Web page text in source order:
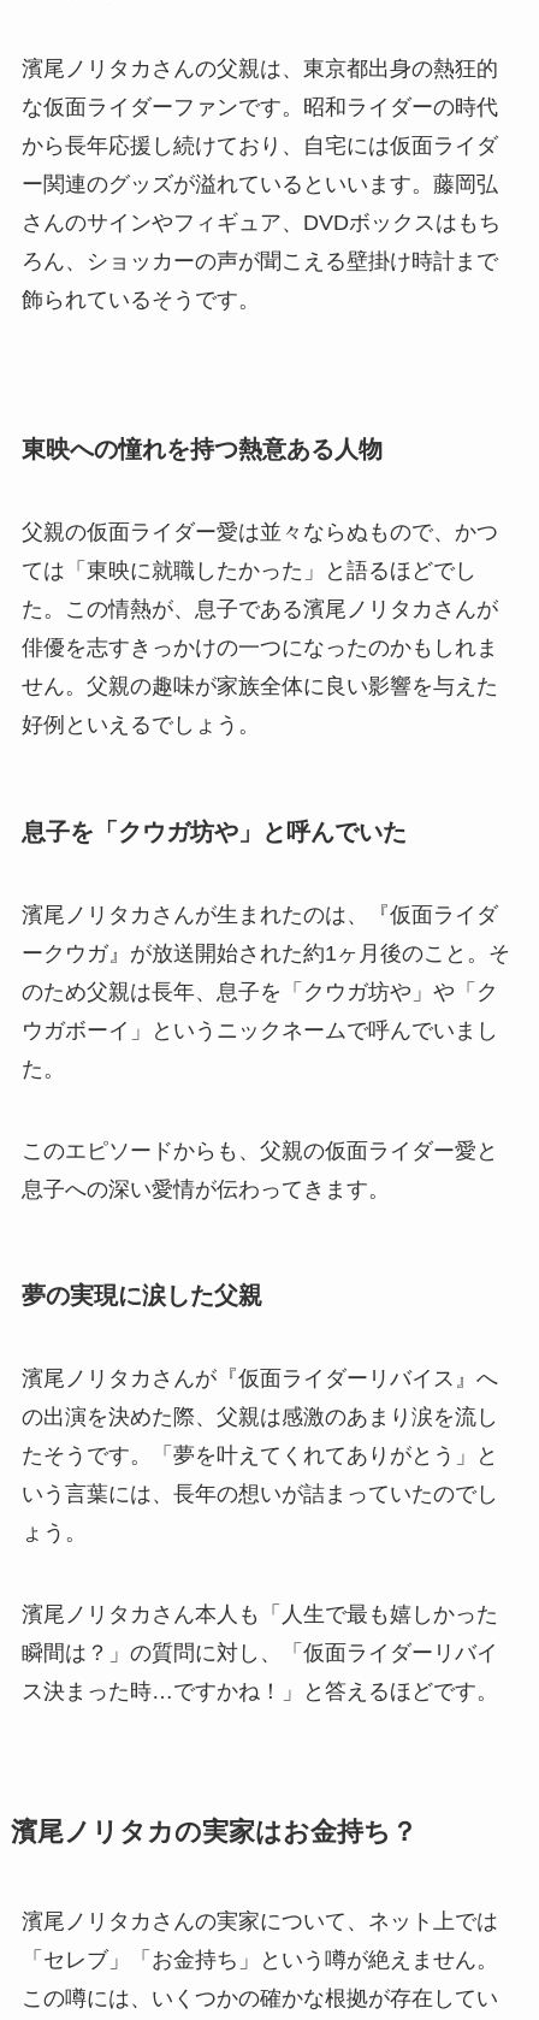
濱尾ノリタカさんの父親は、東京都出身の熱狂的
な仮面ライダーファンです。昭和ライダーの時代
から長年応援し続けており、自宅には仮面ライダ
ー関連のグッズが溢れているといいます。藤岡弘
さんのサインやフィギュア、DVDボックスはもち
ろん、ショッカーの声が聞こえる壁掛け時計まで
飾られているそうです。
東映への憧れを持つ熱意ある人物
父親の仮面ライダー愛は並々ならぬもので、かつ
ては「東映に就職したかった」と語るほどでし
た。この情熱が、息子である濱尾ノリタカさんが
俳優を志すきっかけの一つになったのかもしれま
せん。父親の趣味が家族全体に良い影響を与えた
好例といえるでしょう。
息子を「クウガ坊や」と呼んでいた
濱尾ノリタカさんが生まれたのは、『仮面ライダ
ークウガ』が放送開始された約1ヶ月後のこと。そ
のため父親は長年、息子を「クウガ坊や」や「ク
ウガボーイ」というニックネームで呼んでいまし
た。
このエピソードからも、父親の仮面ライダー愛と
息子への深い愛情が伝わってきます。
夢の実現に涙した父親
濱尾ノリタカさんが『仮面ライダーリバイス』へ
の出演を決めた際、父親は感激のあまり涙を流し
たそうです。「夢を叶えてくれてありがとう」と
いう言葉には、長年の想いが詰まっていたのでし
ょう。
濱尾ノリタカさん本人も「人生で最も嬉しかった
瞬間は？」の質問に対し、「仮面ライダーリバイ
ス決まった時…ですかね！」と答えるほどです。
濱尾ノリタカの実家はお金持ち？
濱尾ノリタカさんの実家について、ネット上では
「セレブ」「お金持ち」という噂が絶えません。
この噂には、いくつかの確かな根拠が存在してい